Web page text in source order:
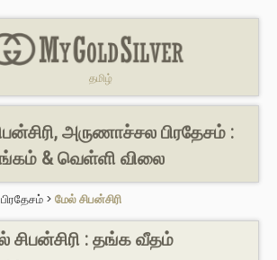
தமிழ்
அருணாச்சல பிரதேசம் :
& வெள்ளி விலை
> மேல் சிபன்சிரி
சிபன்சிரி : தங்க வீதம்